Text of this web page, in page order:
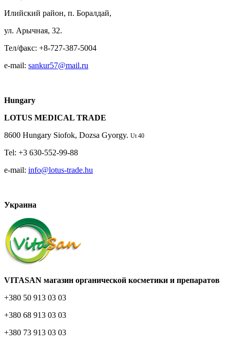
Илийский район, п. Боралдай,
ул. Арычная, 32.
Тел/факс: +8-727-387-5004
е-mail: sankur57@mail.ru
Hungary
LOTUS MEDICAL TRADE
8600 Hungary Siofok, Dozsa Gyorgy. Ut 40
Tel: +3 630-552-99-88
e-mail: info@lotus-trade.hu
Украина
VITASAN магазин органической косметики и препаратов
+380 50 913 03 03
+380 68 913 03 03
+380 73 913 03 03